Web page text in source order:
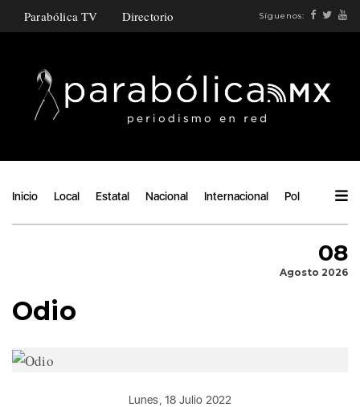
Parabólica TV Directorio Síguenos:
Inicio Local Estatal Nacional Internacional Política
08
Agosto 2026
Odio
Lunes, 18 Julio 2022